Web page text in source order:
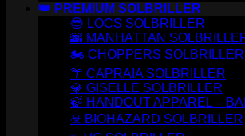
👑 PREMIUM SOLBRILLER
😎 LOCS SOLBRILLER
🌆 MANHATTAN
🏍️ CHOPPERS SOLBRILLER
🌴 CAPRAIA SOLBRILLER
💎 GISELLE SOLBRILLER
🍃 HANDOUT APPAREL –
☣️ BIOHAZARD SOLBRILLER